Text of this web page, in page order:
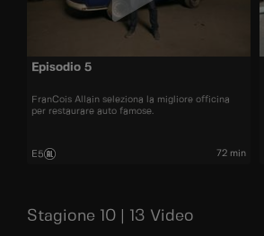
Episodio 5
FranCois Allain seleziona la migliore officina
per restaurare auto famose.
E5 72 min
Stagione 10 | 13 Video